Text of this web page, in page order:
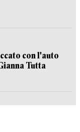
con l'auto
Tutta